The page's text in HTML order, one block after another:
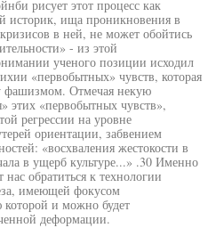
рисует этот процесс как
историк, ища проникновения в
в ней, не может обойтись
- из этой
ученого позиции исходил
«первобытных» чувств, которая
фашизмом. Отмечая некую
этих «первобытных чувств»,
регрессии на уровне
ориентации, забвением
«восхваления жестокости в
в ущерб культуре...» .30 Именно
обратиться к технологии
имеющей фокусом
которой и можно будет
деформации.